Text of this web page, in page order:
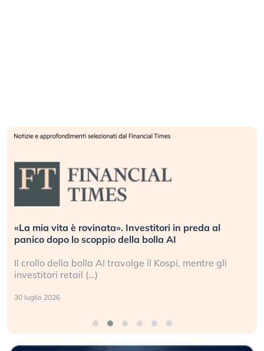
«La mia vita è rovinata». Investitori in preda al
panico dopo lo scoppio della bolla AI
Il crollo della bolla AI travolge il Kospi, mentre gli
investitori retail (…)
30 luglio 2026